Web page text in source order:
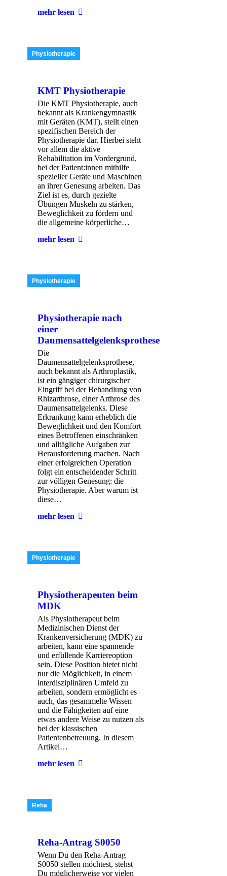
mehr lesen
Physiotherapie
KMT Physiotherapie
Die KMT Physiotherapie, auch
bekannt als Krankengymnastik
mit Geräten (KMT), stellt einen
spezifischen Bereich der
Physiotherapie dar. Hierbei steht
vor allem die aktive
Rehabilitation im Vordergrund,
bei der Patient:innen mithilfe
spezieller Geräte und Maschinen
an ihrer Genesung arbeiten. Das
Ziel ist es, durch gezielte
Übungen Muskeln zu stärken,
Beweglichkeit zu fördern und
die allgemeine körperliche…
mehr lesen
Physiotherapie
Physiotherapie nach
einer
Daumensattelgelenksprothese
Die
Daumensattelgelenksprothese,
auch bekannt als Arthroplastik,
ist ein gängiger chirurgischer
Eingriff bei der Behandlung von
Rhizarthrose, einer Arthrose des
Daumensattelgelenks. Diese
Erkrankung kann erheblich die
Beweglichkeit und den Komfort
eines Betroffenen einschränken
und alltägliche Aufgaben zur
Herausforderung machen. Nach
einer erfolgreichen Operation
folgt ein entscheidender Schritt
zur völligen Genesung: die
Physiotherapie. Aber warum ist
diese…
mehr lesen
Physiotherapie
Physiotherapeuten beim
MDK
Als Physiotherapeut beim
Medizinischen Dienst der
Krankenversicherung (MDK) zu
arbeiten, kann eine spannende
und erfüllende Karriereoption
sein. Diese Position bietet nicht
nur die Möglichkeit, in einem
interdisziplinären Umfeld zu
arbeiten, sondern ermöglicht es
auch, das gesammelte Wissen
und die Fähigkeiten auf eine
etwas andere Weise zu nutzen als
bei der klassischen
Patientenbetreuung. In diesem
Artikel…
mehr lesen
Reha
Reha-Antrag S0050
Wenn Du den Reha-Antrag
S0050 stellen möchtest, stehst
Du möglicherweise vor vielen